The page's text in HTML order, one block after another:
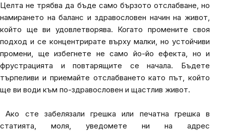
Целта не трябва да бъде само бързото отслабване, но
намирането на баланс и здравословен начин на живот,
който ще ви удовлетворява. Когато промените своя
подход и се концентрирате върху малки, но устойчиви
промени, ще избегнете не само йо-йо ефекта, но и
фрустрацията и повтарящите се начала. Бъдете
търпеливи и приемайте отслабването като път, който
ще ви води към по-здравословен и щастлив живот.
Ако сте забелязали грешка или печатна грешка в
статията, моля, уведомете ни на адрес